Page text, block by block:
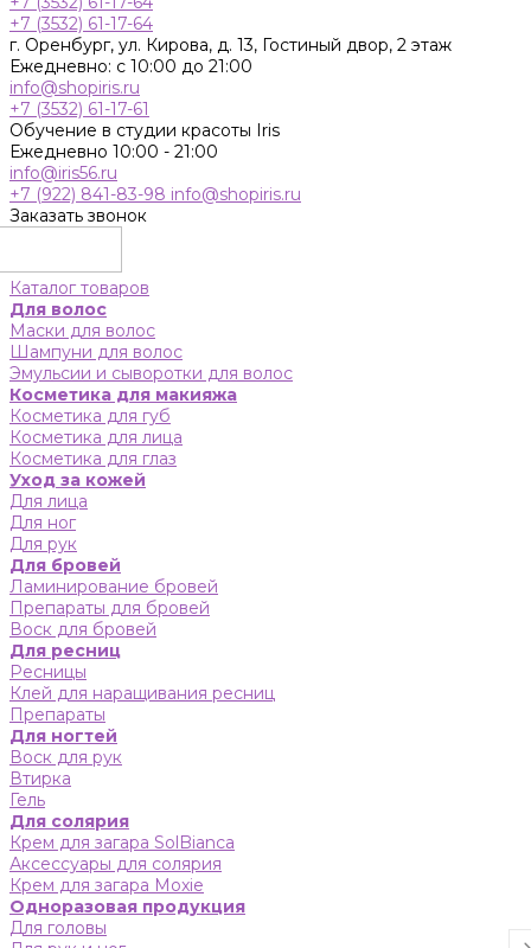
+7 (3532) 61-17-64
г. Оренбург, ул. Кирова, д. 13, Гостиный двор, 2 этаж
Ежедневно: с 10:00 до 21:00
info@shopiris.ru
+7 (3532) 61-17-61
Обучение в студии красоты Iris
Ежедневно 10:00 - 21:00
info@iris56.ru
+7 (922) 841-83-98 info@shopiris.ru
Заказать звонок
Каталог товаров
Для волос
Маски для волос
Шампуни для волос
Эмульсии и сыворотки для волос
Косметика для макияжа
Косметика для губ
Косметика для лица
Косметика для глаз
Уход за кожей
Для лица
Для ног
Для рук
Для бровей
Ламинирование бровей
Препараты для бровей
Воск для бровей
Для ресниц
Ресницы
Клей для наращивания ресниц
Препараты
Для ногтей
Воск для рук
Втирка
Гель
Для солярия
Крем для загара SolBianca
Аксессуары для солярия
Крем для загара Moxie
Одноразовая продукция
Для головы